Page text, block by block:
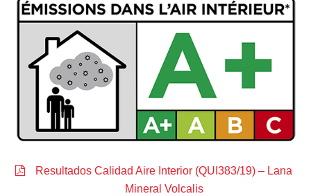
Resultados Calidad Aire Interior (QUI383/19) – Lana
Mineral Volcalis